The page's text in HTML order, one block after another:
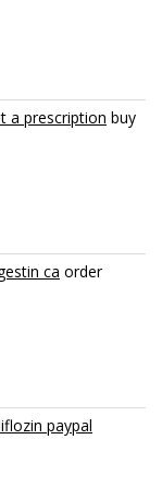
a prescription buy
ca order
paypal